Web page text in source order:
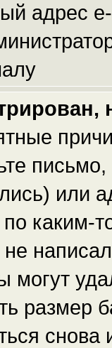
адрес
или
каким-
могут
размер